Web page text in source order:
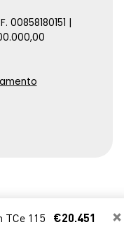
×
TCe 115 €20.451
00858180151 |